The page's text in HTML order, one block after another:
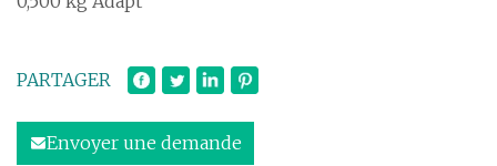
PARTAGER
Envoyer une demande